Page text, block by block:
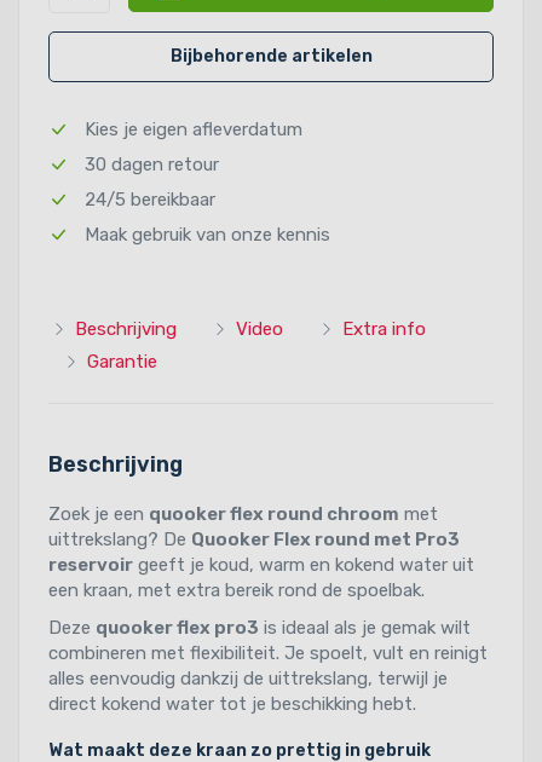
Bijbehorende artikelen
Kies je eigen afleverdatum
30 dagen retour
24/5 bereikbaar
Maak gebruik van onze kennis
Beschrijving Video
Extra info
Garantie
Beschrijving
Zoek je een quooker flex round chroom met
uittrekslang? De Quooker Flex round met Pro3
reservoir geeft je koud, warm en kokend water uit
een kraan, met extra bereik rond de spoelbak.
Deze quooker flex pro3 is ideaal als je gemak wilt
combineren met flexibiliteit. Je spoelt, vult en reinigt
alles eenvoudig dankzij de uittrekslang, terwijl je
direct kokend water tot je beschikking hebt.
Wat maakt deze kraan zo prettig in gebruik